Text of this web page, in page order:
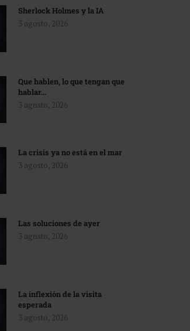
Sherlock Holmes y la IA
3 agosto, 2026
Que hablen, lo que tengan que
hablar…
3 agosto, 2026
La crisis ya no está en el mar
3 agosto, 2026
Las soluciones de ayer
3 agosto, 2026
La inflexión de la visita
esperada
3 agosto, 2026